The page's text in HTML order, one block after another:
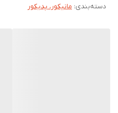
خواهد ساخت تا تمامی امورات مانیکور
دسته‌بندی: مانیکور، پدیکور